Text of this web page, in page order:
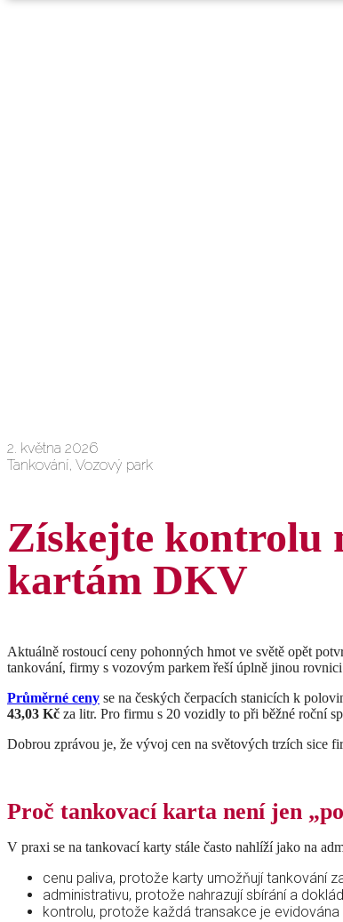
2. května 2026
Tankování, Vozový park
Získejte kontrolu
kartám DKV
Aktuálně rostoucí ceny pohonných hmot ve světě opět
tankování, firmy s vozovým parkem řeší úplně jinou
Průměrné ceny se na českých čerpacích stanicích k
43,03 Kč za litr. Pro firmu s 20 vozidly to při běžné roční
Dobrou zprávou je, že vývoj cen na světových trzích sice
Proč tankovací karta není jen
V praxi se na tankovací karty stále často nahlíží jako na
cenu paliva, protože karty umožňují tankování
administrativu, protože nahrazují sbírání a
kontrolu, protože každá transakce je